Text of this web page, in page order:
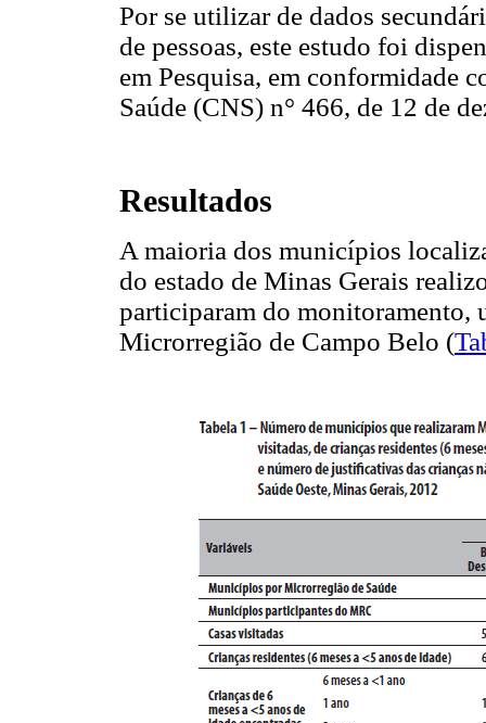
Por se utilizar de dados
de pessoas, este estudo foi
em Pesquisa, em conformidade
Saúde (CNS) n° 466, de 12 de
Resultados
A maioria dos municípios
do estado de Minas Gerais
participaram do monitoramento,
Microrregião de Campo Belo (